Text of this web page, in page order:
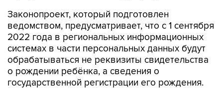
Законопроект, который подготовлен
ведомством, предусматривает, что с 1 сентября
2022 года в региональных информационных
системах в части персональных данных будут
обрабатываться не реквизиты свидетельства
о рождении ребёнка, а сведения о
государственной регистрации его рождения.